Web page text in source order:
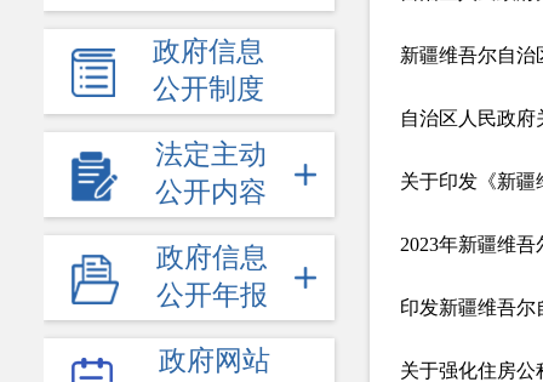
政府信息
公开制度
法定主动
公开内容
政府信息
公开年报
政府网站
新疆维吾尔自治
关于印发《新疆
2023年新疆维
印发新疆维吾尔